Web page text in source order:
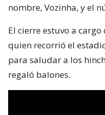
nombre, Vozinha, y el
El cierre estuvo a
quien recorrió el
para saludar a los
regaló balones.